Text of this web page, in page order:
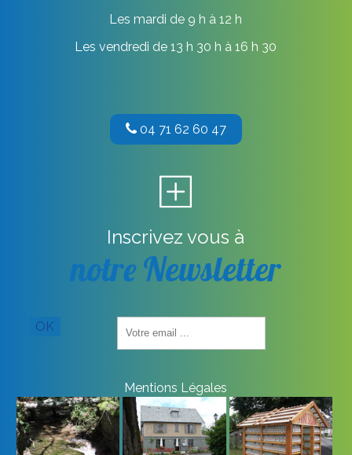
Les mardi de 9 h à 12 h
Les vendredi de 13 h 30 h à 16 h 30
04 71 62 60 47
Inscrivez vous à
notre Newsletter
adresse
(obligatoire)
OK
Mentions Légales